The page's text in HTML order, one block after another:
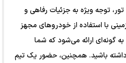
توجه ویژه به جزئیات رفاهی و
با استفاده از خودروهای مجهز
گونه‌ای ارائه می‌شود که شما
باشید. همچنین، حضور یک تیم